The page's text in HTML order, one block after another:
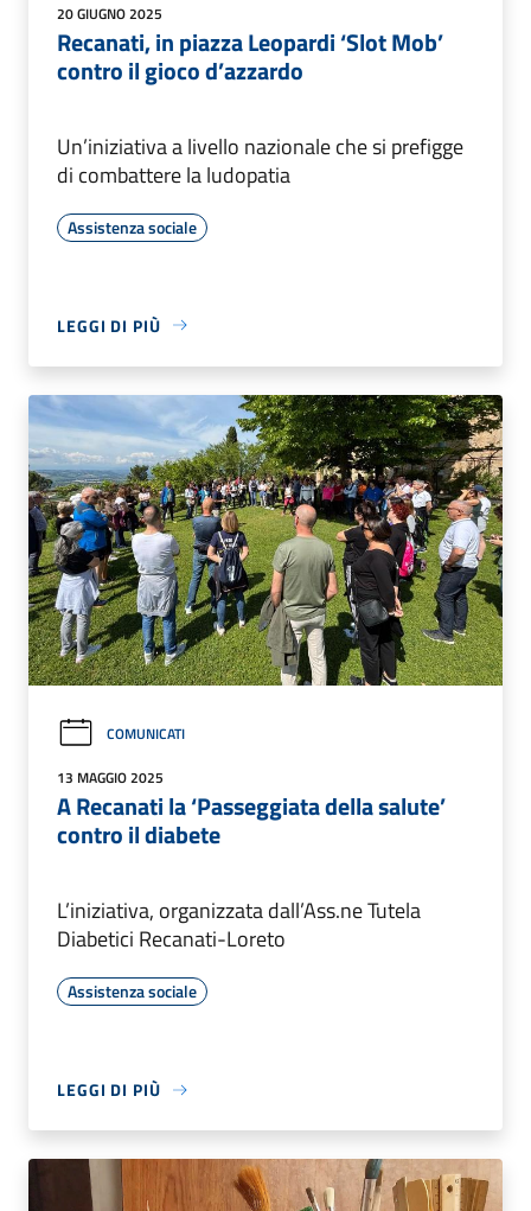
20 GIUGNO 2025
Recanati, in piazza Leopardi ‘Slot Mob’
contro il gioco d’azzardo
Un’iniziativa a livello nazionale che si prefigge
di combattere la ludopatia
Assistenza sociale
LEGGI DI PIÙ
COMUNICATI
13 MAGGIO 2025
A Recanati la ‘Passeggiata della salute’
contro il diabete
L’iniziativa, organizzata dall’Ass.ne Tutela
Diabetici Recanati-Loreto
Assistenza sociale
LEGGI DI PIÙ